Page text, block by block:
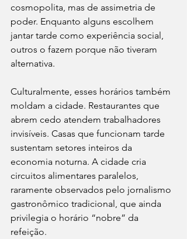
cosmopolita, mas de assimetria de
poder. Enquanto alguns escolhem
jantar tarde como experiência social,
outros o fazem porque não tiveram
alternativa.
Culturalmente, esses horários também
moldam a cidade. Restaurantes que
abrem cedo atendem trabalhadores
invisíveis. Casas que funcionam tarde
sustentam setores inteiros da
economia noturna. A cidade cria
circuitos alimentares paralelos,
raramente observados pelo jornalismo
gastronômico tradicional, que ainda
privilegia o horário “nobre” da
refeição.